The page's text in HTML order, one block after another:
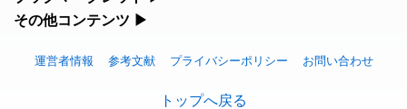
漢字の書き方・書き順 書き取り練習帳
画数別なまえ漢字一覧
英単語リスニングテスト
イメージ化する英単語の覚え方
海外有名人の苗字・名前一覧と発音 🔊
プレミアリーグ選手名一覧
WEリーグ選手名一覧
ブラウザに登録して、どのサイトからでも漢字や英語を検索でき
漢字読み方検索ブックマークレット
その他コンテンツ ▶
す。
絵文字の意味と使い方
運営者情報 参考文献 プライバシーポリシー お問い合わせ
トップへ戻る